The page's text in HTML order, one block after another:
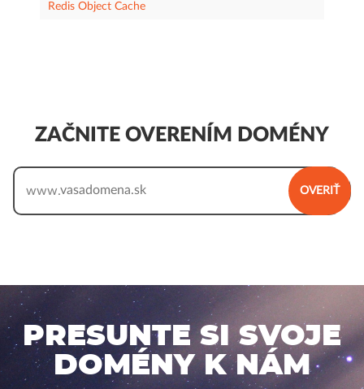
Redis Object Cache
ZAČNITE OVERENÍM DOMÉNY
OVERIŤ
www.
PRESUNTE SI SVOJE
DOMÉNY K NÁM